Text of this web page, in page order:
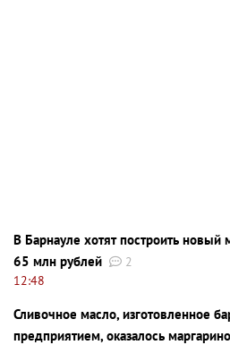
В Барнауле хотят построить новый
65 млн рублей
2
12:48
Сливочное масло, изготовленное
предприятием, оказалось